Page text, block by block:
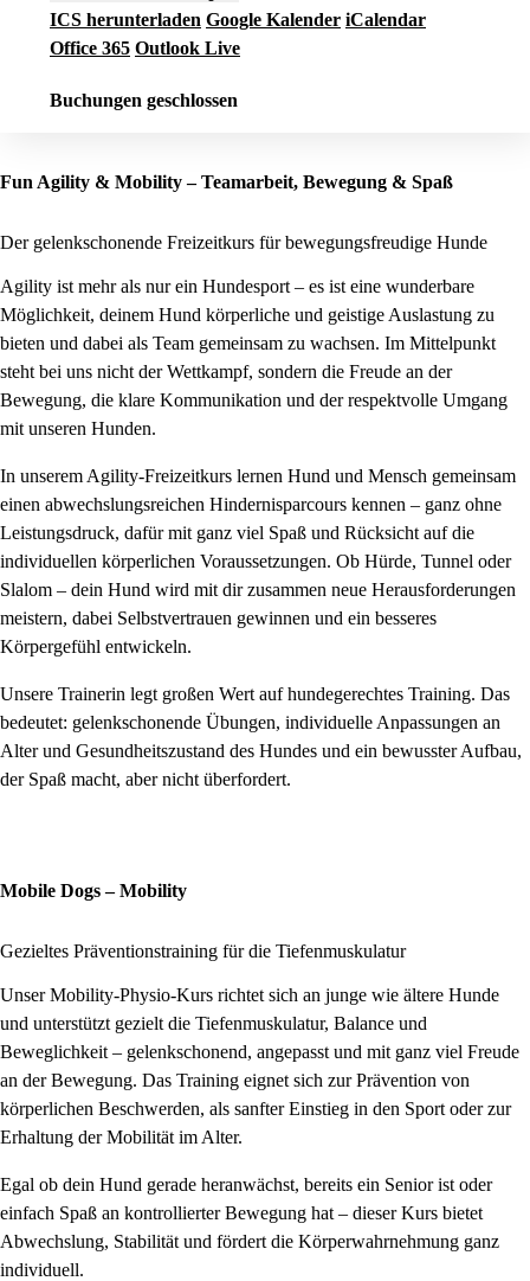
ICS herunterladen Google Kalender iCalendar
Office 365 Outlook Live
Buchungen geschlossen
Fun Agility & Mobility – Teamarbeit, Bewegung & Spaß
Der gelenkschonende Freizeitkurs für bewegungsfreudige Hunde
Agility ist mehr als nur ein Hundesport – es ist eine wunderbare
Möglichkeit, deinem Hund körperliche und geistige Auslastung zu
bieten und dabei als Team gemeinsam zu wachsen. Im Mittelpunkt
steht bei uns nicht der Wettkampf, sondern die Freude an der
Bewegung, die klare Kommunikation und der respektvolle Umgang
mit unseren Hunden.
In unserem Agility-Freizeitkurs lernen Hund und Mensch gemeinsam
einen abwechslungsreichen Hindernisparcours kennen – ganz ohne
Leistungsdruck, dafür mit ganz viel Spaß und Rücksicht auf die
individuellen körperlichen Voraussetzungen. Ob Hürde, Tunnel oder
Slalom – dein Hund wird mit dir zusammen neue Herausforderungen
meistern, dabei Selbstvertrauen gewinnen und ein besseres
Körpergefühl entwickeln.
Unsere Trainerin legt großen Wert auf hundegerechtes Training. Das
bedeutet: gelenkschonende Übungen, individuelle Anpassungen an
Alter und Gesundheitszustand des Hundes und ein bewusster Aufbau,
der Spaß macht, aber nicht überfordert.
Mobile Dogs – Mobility
Gezieltes Präventionstraining für die Tiefenmuskulatur
Unser Mobility‑Physio‑Kurs richtet sich an junge wie ältere Hunde
und unterstützt gezielt die Tiefenmuskulatur, Balance und
Beweglichkeit – gelenkschonend, angepasst und mit ganz viel Freude
an der Bewegung. Das Training eignet sich zur Prävention von
körperlichen Beschwerden, als sanfter Einstieg in den Sport oder zur
Erhaltung der Mobilität im Alter.
Egal ob dein Hund gerade heranwächst, bereits ein Senior ist oder
einfach Spaß an kontrollierter Bewegung hat – dieser Kurs bietet
Abwechslung, Stabilität und fördert die Körperwahrnehmung ganz
individuell.